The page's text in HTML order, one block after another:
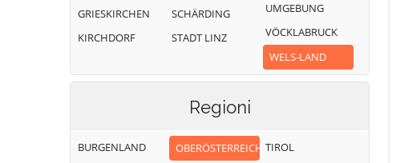
GRIESKIRCHEN
KIRCHDORF
SCHÄRDING
STADT LINZ
UMGEBUNG
VÖCKLABRUCK
WELS-LAND
Regioni
BURGENLAND
OBERÖSTERREICH TIROL